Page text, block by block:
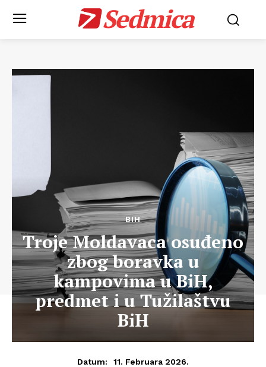
Sedmica
BIH
Troje Moldavaca osuđeno
zbog boravka u
kampovima u BiH,
predmet i u Tužilaštvu
BiH
Datum: 11. Februara 2026.